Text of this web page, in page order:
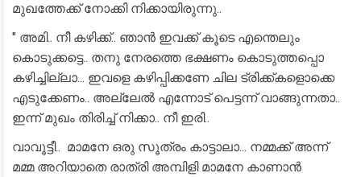
മുഖത്തേക്ക് നോക്കി നിക്കായിരുന്നു..
" അമി.. നീ കഴിക്ക്.. ഞാൻ ഇവക്ക് കൂടെ എന്തെലും
കൊടുക്കട്ടെ.. തനു നേരത്തെ ഭക്ഷണം കൊടുത്തപ്പൊ
കഴിച്ചില്ലാ... ഇവളെ കഴിപ്പിക്കണേ ചില ട്രിക്ക്കളൊക്കെ
എടുക്കേണം.. അല്ലേൽ എന്നോട് പെട്ടന്ന് വാങ്ങുന്നതാ..
ഇന്ന് മുഖം തിരിച്ച് നിക്കാ.. നീ ഇരി..
വാവൂട്ടീ.. മാമനേ ഒരു സൂത്രം കാട്ടാലാ... നമ്മക്ക് അന്ന്
മമ്മ അറിയാതെ രാത്രി അമ്പിളി മാമനേ കാണാൻ